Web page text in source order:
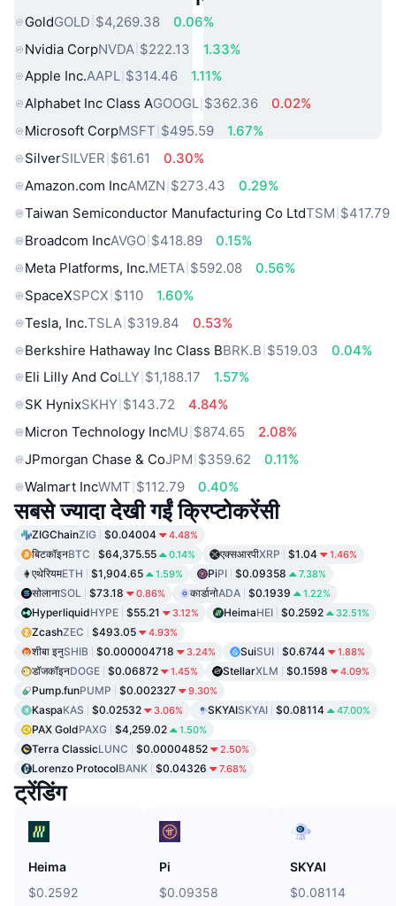
GoldGOLD $4,269.38
0.06%
Nvidia CorpNVDA $222.13
1.33%
Apple Inc.AAPL $314.46
1.11%
Alphabet Inc Class AGOOGL $362.36
0.02%
Microsoft CorpMSFT $495.59
1.67%
SilverSILVER $61.61
0.30%
Amazon.com IncAMZN $273.43
0.29%
Taiwan Semiconductor Manufacturing Co LtdTSM $417.79
Broadcom IncAVGO $418.89
0.15%
Meta Platforms, Inc.META $592.08
0.56%
SpaceXSPCX $110
1.60%
Tesla, Inc.TSLA $319.84
0.53%
Berkshire Hathaway Inc Class BBRK.B $519.03
0.04%
Eli Lilly And CoLLY $1,188.17
1.57%
SK HynixSKHY $143.72
4.84%
Micron Technology IncMU $874.65
2.08%
JPmorgan Chase & CoJPM $359.62
0.11%
Walmart IncWMT $112.79 0.40%
सबसे ज्यादा देखी गईं क्रिप्टोकरेंसी
ZIGChainZIG $0.04004 4.48%
बिटकॉइनBTC $64,375.55 0.14% एक्सआरपीXRP $1.04 1.46%
एथेरियमETH $1,904.65 1.59% PiPI $0.09358 7.38%
सोलानाSOL $73.18 0.86% कार्डानोADA $0.1939 1.22%
HyperliquidHYPE $55.21 3.12% HeimaHEI $0.2592 32.51%
ZcashZEC $493.05 4.93%
शीबा इनुSHIB $0.000004718 3.24% SuiSUI $0.6744 1.88%
डॉजकॉइनDOGE $0.06872 1.45% StellarXLM $0.1598 4.09%
Pump.funPUMP $0.002327 9.30%
KaspaKAS $0.02532 3.06% SKYAISKYAI $0.08114 47.00%
PAX GoldPAXG $4,259.02 1.50%
Terra ClassicLUNC $0.00004852 2.50%
Lorenzo ProtocolBANK $0.04326 7.68%
ट्रेंडिंग
Heima
$0.2592
Pi
$0.09358
SKYAI
$0.08114